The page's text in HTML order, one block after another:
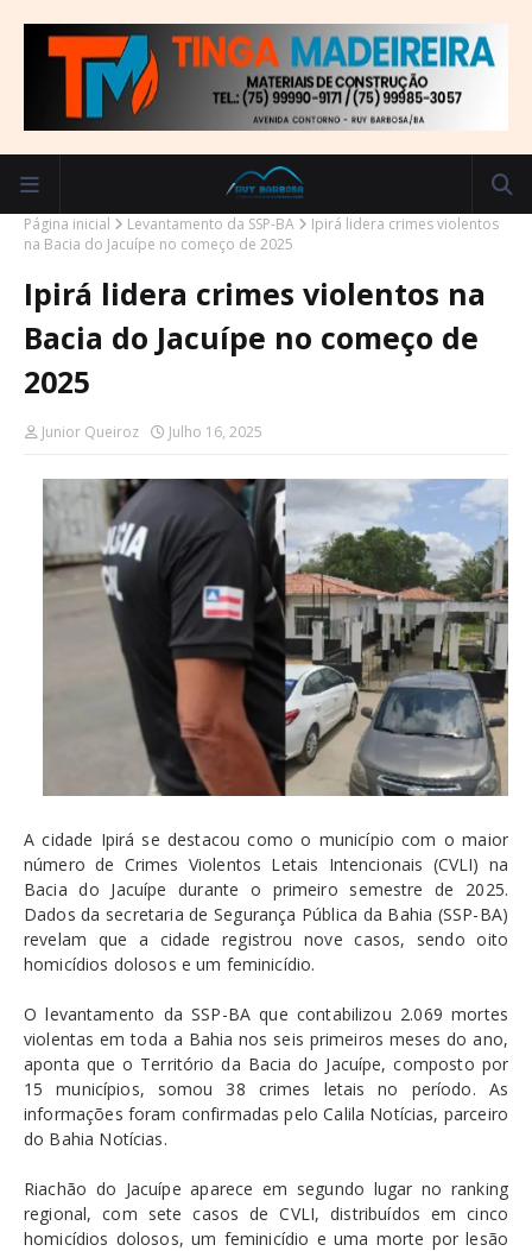
Página inicial Levantamento da SSP-BA
Ipirá lidera crimes violentos
na Bacia do Jacuípe no começo de 2025
Ipirá lidera crimes violentos na
Bacia do Jacuípe no começo de
2025
Junior Queiroz Julho 16, 2025
A cidade Ipirá se destacou como o município com o maior
número de Crimes Violentos Letais Intencionais (CVLI) na
Bacia do Jacuípe durante o primeiro semestre de 2025.
Dados da secretaria de Segurança Pública da Bahia (SSP-BA)
revelam que a cidade registrou nove casos, sendo oito
homicídios dolosos e um feminicídio.
O levantamento da SSP-BA que contabilizou 2.069 mortes
violentas em toda a Bahia nos seis primeiros meses do ano,
aponta que o Território da Bacia do Jacuípe, composto por
15 municípios, somou 38 crimes letais no período. As
informações foram confirmadas pelo Calila Notícias, parceiro
do Bahia Notícias.
Riachão do Jacuípe aparece em segundo lugar no ranking
regional, com sete casos de CVLI, distribuídos em cinco
homicídios dolosos, um feminicídio e uma morte por lesão